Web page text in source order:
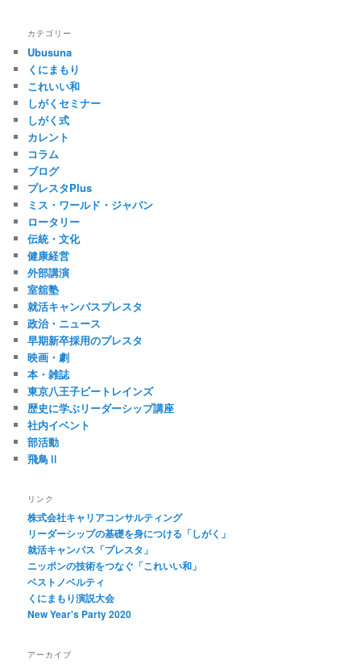
カテゴリー
Ubusuna
くにまもり
これいい和
しがくセミナー
しがく式
カレント
コラム
ブログ
プレスタPlus
ミス・ワールド・ジャパン
ロータリー
伝統・文化
健康経営
外部講演
室舘塾
就活キャンパスプレスタ
政治・ニュース
早期新卒採用のプレスタ
映画・劇
本・雑誌
東京八王子ビートレインズ
歴史に学ぶリーダーシップ講座
社内イベント
部活動
飛鳥Ⅱ
リンク
株式会社キャリアコンサルティング
リーダーシップの基礎を身につける「しがく」
就活キャンパス「プレスタ」
ニッポンの技術をつなぐ「これいい和」
ベストノベルティ
くにまもり演説大会
New Year's Party 2020
アーカイブ